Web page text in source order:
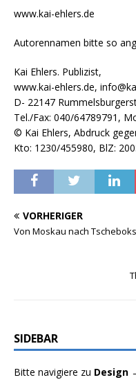
www.kai-ehlers.de
Autorennamen bitte so
Kai Ehlers. Publizist,
www.kai-ehlers.de,
D- 22147
Tel./Fax: 040/64789791,
© Kai Ehlers, Abdruck
Kto: 1230/455980, BlZ:
VORHERIGER
Von Moskau nach
SIDEBAR
Bitte navigiere zu Design